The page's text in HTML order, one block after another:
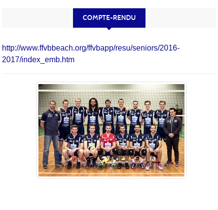
COMPTE-RENDU
http://www.ffvbbeach.org/ffvbapp/resu/seniors/2016-
2017/index_emb.htm